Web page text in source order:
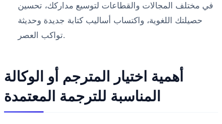
في مختلف المجالات والقطاعات لتوسيع مداركك، تحسين
حصيلتك اللغوية، واكتساب أساليب كتابة جديدة وحديثة
تواكب العصر.
أهمية اختيار المترجم أو الوكالة
المناسبة للترجمة المعتمدة